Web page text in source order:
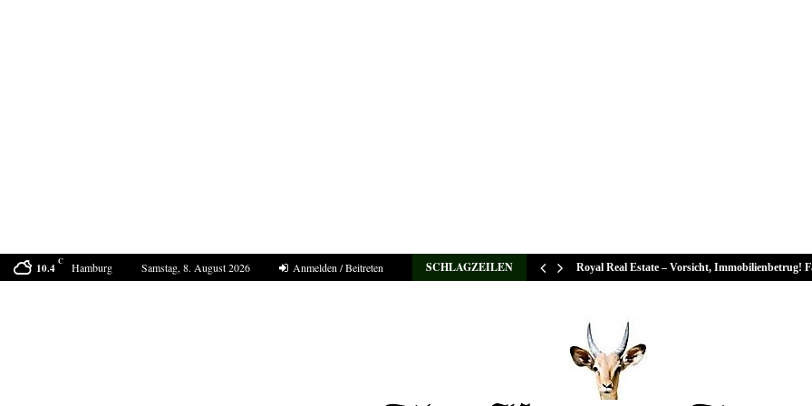
10.4 C Hamburg Samstag, 8. August 2026 Anmelden / Beitreten SCHLAGZEILEN
Bestell-Scam – eine neue Masche Royal Real Estate – Vorsicht, Immobilienbetrug!